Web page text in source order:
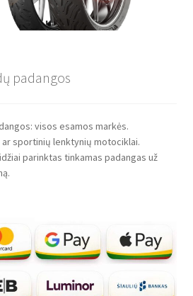
padangos
visos esamos markės.
sportinių lenktynių motociklai.
parinktas tinkamas padangas už